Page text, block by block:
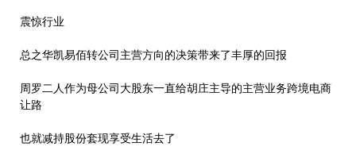
震惊行业
总之华凯易佰转公司主营方向的决策带来了丰厚的回报
周罗二人作为母公司大股东一直给胡庄主导的主营业务跨境电商
让路
也就减持股份套现享受生活去了